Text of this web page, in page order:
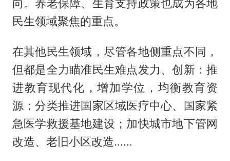
向。养老保障、生育支持政策也成为各地
民生领域聚焦的重点。
在其他民生领域，尽管各地侧重点不同，
但都是全力瞄准民生难点发力、创新：推
进教育现代化，增加学位，均衡教育资
源；分类推进国家区域医疗中心、国家紧
急医学救援基地建设；加快城市地下管网
改造、老旧小区改造……